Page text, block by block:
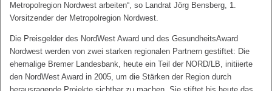
Metropolregion Nordwest arbeiten“, so Landrat Jörg Bensberg, 1.
Vorsitzender der Metropolregion Nordwest.
Die Preisgelder des NordWest Award und des GesundheitsAward
Nordwest werden von zwei starken regionalen Partnern gestiftet: Die
ehemalige Bremer Landesbank, heute ein Teil der NORD/LB, initiierte
den NordWest Award in 2005, um die Stärken der Region durch